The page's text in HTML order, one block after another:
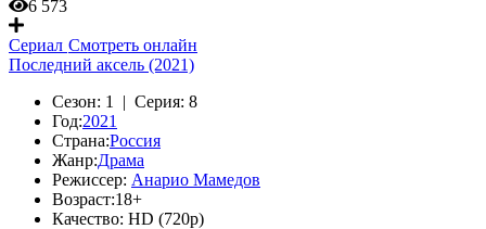
6 573
Сериал Смотреть онлайн
Последний аксель (2021)
Сезон: 1 | Серия: 8
Год:2021
Страна:Россия
Жанр:Драма
Режиссер: Анарио Мамедов
Возраст:18+
Качество: HD (720p)